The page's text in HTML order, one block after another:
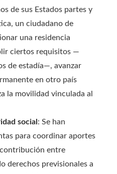
de sus Estados partes y
un ciudadano de
una residencia
ciertos requisitos —
de estadía—, avanzar
en otro país
la movilidad vinculada al
social : Se han
para coordinar aportes
entre
derechos previsionales a